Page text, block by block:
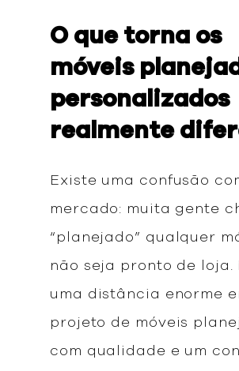
O que torna os
móveis
personalizados
realmente
Existe uma confusão
mercado: muita gente
“planejado” qualquer
não seja pronto de loja.
uma distância enorme
projeto de móveis
com qualidade e um